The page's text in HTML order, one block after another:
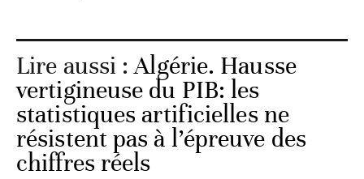
Lire aussi :Algérie. Hausse
vertigineuse du PIB: les
statistiques artificielles ne
résistent pas à l’épreuve des
chiffres réels